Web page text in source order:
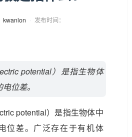
kwanlon · 发布时间：
potential）是指生物体
位差。
potential）是指生物体中
位差。广泛存在于有机体